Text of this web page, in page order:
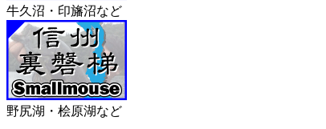
牛久沼・印旛沼など
野尻湖・桧原湖など